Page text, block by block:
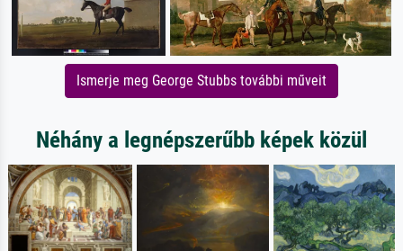
Ismerje meg George Stubbs további műveit
Néhány a legnépszerűbb képek közül